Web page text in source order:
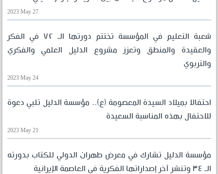
2023 May 27
شعبة التعليم في المؤسسة تختتم دورتها الـ ٧٢ في الفكر
والعقيدة والمنطق وتعزز مشروع الدليل العلمي والفكري
والتربوي
2023 May 24
احتفالا بميلاد السيدة المعصومة (ع).. مؤسسة الدليل تلبي دعوة
للاحتفال بهذه المناسبة السعيدة
2023 May 21
مؤسسة الدليل تشارك في معرض طهران الدولي للكتاب بدورته
الـ ٣٤ وتنشر آخر إصداراتها الفكرية في العاصمة الإيرانية